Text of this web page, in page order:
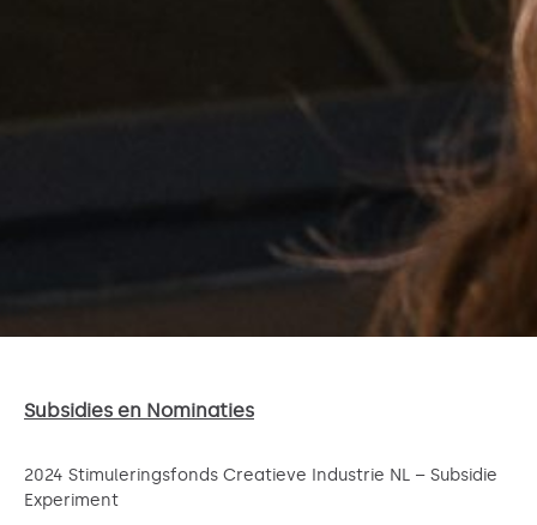
Subsidies en Nominaties
2024 Stimuleringsfonds Creatieve Industrie NL – Subsidie
Experiment